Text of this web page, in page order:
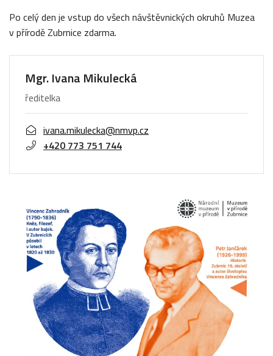
Po celý den je vstup do všech návštěvnických okruhů Muzea
v přírodě Zubrnice zdarma.
Mgr. Ivana Mikulecká
ředitelka
ivana.mikulecka@nmvp.cz
+420 773 751 744